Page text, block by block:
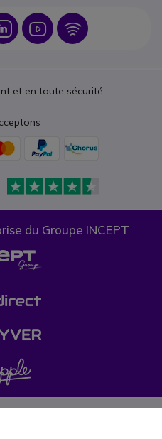
Icon Icon Icon
et en toute sécurité
du Groupe INCEPT